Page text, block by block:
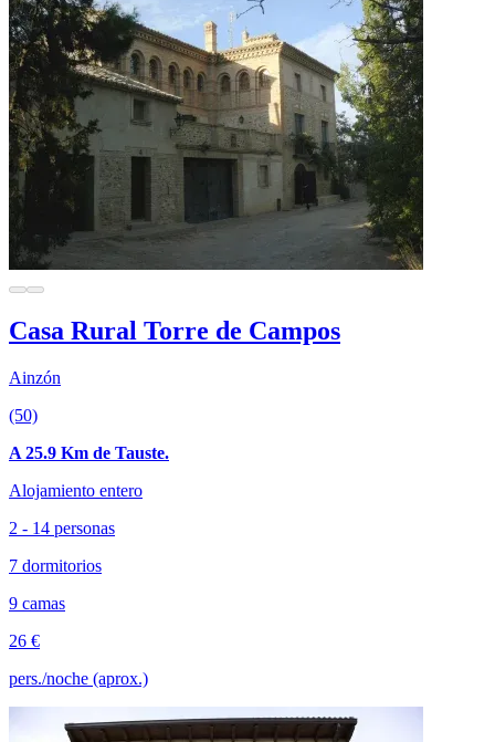
Casa Rural Torre de Campos
Ainzón
(50)
A 25.9 Km de Tauste.
Alojamiento entero
2 - 14 personas
7 dormitorios
9 camas
26 €
pers./noche (aprox.)